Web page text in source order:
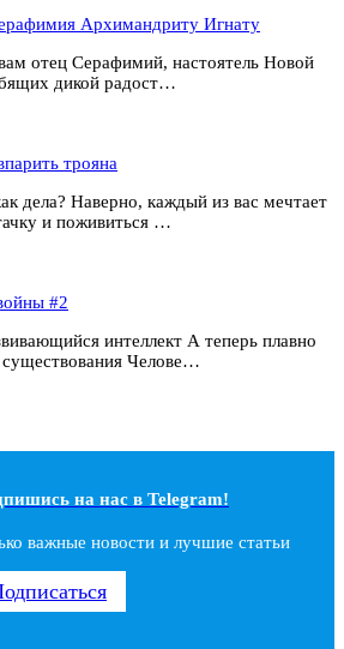
Архимандриту Игнату
отец Серафимий, настоятель Hовой
дикой радост…
трояна
дела? Наверно, каждый из вас мечтает
и поживиться …
#2
интеллект А теперь плавно
Челове…
на наc в Telegram!
важные новости и лучшие статьи